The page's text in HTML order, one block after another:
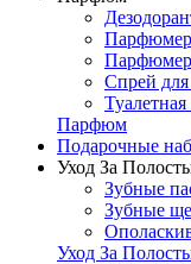
Спрей для
Туалетная
Парфюм
Подарочные
Уход За
Зубные
Зубные
Уход За